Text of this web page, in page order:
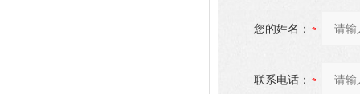
您的姓名：
联系电话：